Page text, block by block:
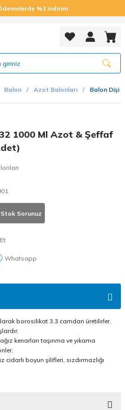
%3 indirim
Balon Azot Balonları Balon Dişi
1000 Ml Azot & Şeffaf
Stok Sorunuz
Whatsapp
borosilikat 3.3 camdan üretilirler.
kenarları taşınma ve yıkama
boyun şilifleri, sızdırmazlığı